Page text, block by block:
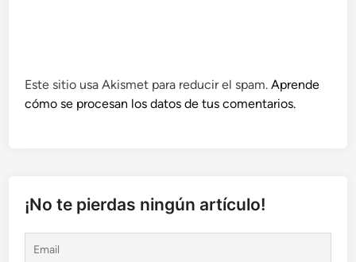
Este sitio usa Akismet para reducir el spam.Aprende
cómo se procesan los datos de tus comentarios.
¡No te pierdas ningún artículo!